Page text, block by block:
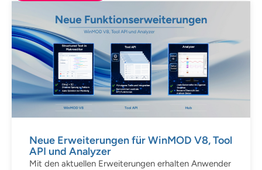
Neue Erweiterungen für WinMOD V8, Tool
API und Analyzer
Mit den aktuellen Erweiterungen erhalten Anwender